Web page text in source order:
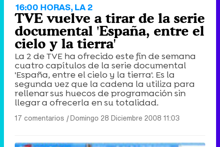
Tráiler de la tercera temporada de 'The Walking Dead: Dead City' de AMC+
16:00 HORAS, LA 2
TVE vuelve a tirar de la serie
documental 'España, entre el
cielo y la tierra'
La 2 de TVE ha ofrecido este fin de semana
cuatro capítulos de la serie documental
'España, entre el cielo y la tierra'. Es la
segunda vez que la cadena la utiliza para
rellenar sus huecos de programación sin
llegar a ofrecerla en su totalidad.
17 comentarios |Domingo 28 Diciembre 2008 11:03